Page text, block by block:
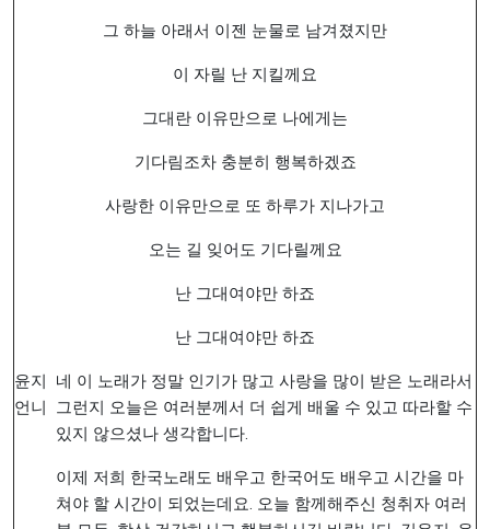
그 하늘 아래서 이젠 눈물로 남겨졌지만
이 자릴 난 지킬께요
그대란 이유만으로 나에게는
기다림조차 충분히 행복하겠죠
사랑한 이유만으로 또 하루가 지나가고
오는 길 잊어도 기다릴께요
난 그대여야만 하죠
난 그대여야만 하죠
윤지
언니
네 이 노래가 정말 인기가 많고 사랑을 많이 받은 노래라서
그런지 오늘은 여러분께서 더 쉽게 배울 수 있고 따라할 수
있지 않으셨나 생각합니다.
이제 저희 한국노래도 배우고 한국어도 배우고 시간을 마
쳐야 할 시간이 되었는데요. 오늘 함께해주신 청취자 여러